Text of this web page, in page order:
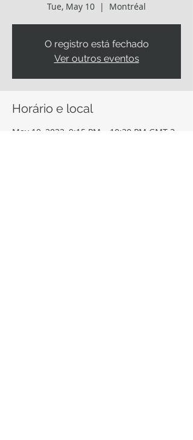
Tue, May 10
  |
Montréal
O registro está fechado
Ver outros eventos
Horário e local
May 10, 2022, 9:15 PM – 10:30 PM GMT-3